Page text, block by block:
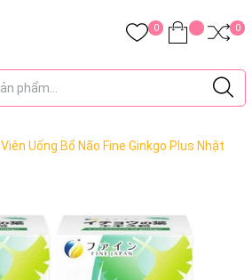
0 0
Viên Uống Bổ Não Fine Ginkgo Plus Nhật